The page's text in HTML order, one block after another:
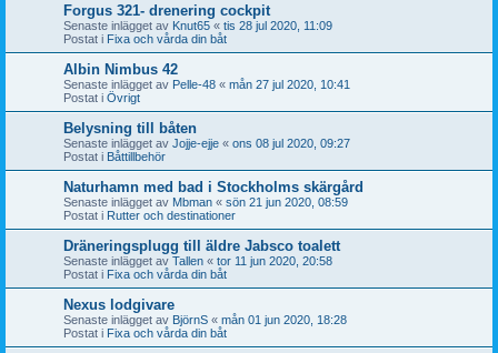
Forgus 321- drenering cockpit
Senaste inlägget av Knut65 « tis 28 jul 2020, 11:09
Postat i Fixa och vårda din båt
Albin Nimbus 42
Senaste inlägget av Pelle-48 « mån 27 jul 2020, 10:41
Postat i Övrigt
Belysning till båten
Senaste inlägget av Jojje-ejje « ons 08 jul 2020, 09:27
Postat i Båttillbehör
Naturhamn med bad i Stockholms skärgård
Senaste inlägget av Mbman « sön 21 jun 2020, 08:59
Postat i Rutter och destinationer
Dräneringsplugg till äldre Jabsco toalett
Senaste inlägget av Tallen « tor 11 jun 2020, 20:58
Postat i Fixa och vårda din båt
Nexus lodgivare
Senaste inlägget av BjörnS « mån 01 jun 2020, 18:28
Postat i Fixa och vårda din båt